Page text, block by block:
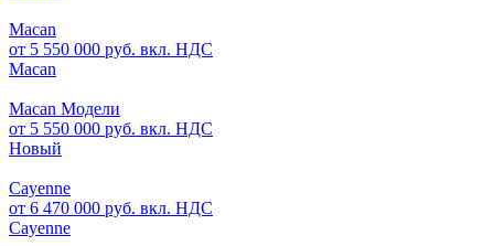
Macan
от 5 550 000 руб. вкл. НДС
Macan
Macan Модели
от 5 550 000 руб. вкл. НДС
Новый
Cayenne
от 6 470 000 руб. вкл. НДС
Cayenne